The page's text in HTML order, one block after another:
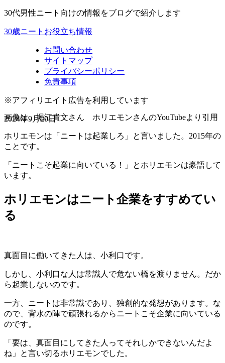
30代男性ニート向けの情報をブログで紹介します
30歳ニートお役立ち情報
お問い合わせ
サイトマップ
プライバシーポリシー
免責事項
※アフィリエイト広告を利用しています
2024年9月20日
画像は、堀江貴文さん ホリエモンさんのYouTubeより引用
ホリエモンは「ニートは起業しろ」と言いました。2015年の
ことです。
「ニートこそ起業に向いている！」とホリエモンは豪語して
います。
ホリエモンはニート企業をすすめてい
る
真面目に働いてきた人は、小利口です。
しかし、小利口な人は常識人で危ない橋を渡りません。だか
ら起業しないのです。
一方、ニートは非常識であり、独創的な発想があります。な
ので、背水の陣で頑張れるからニートこそ企業に向いている
のです。
「要は、真面目にしてきた人ってそれしかできないんだよ
ね」と言い切るホリエモンでした。